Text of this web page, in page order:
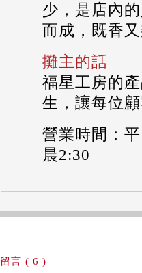
少，是店內
而成，既香
攤主的話
福星工房的
生，讓每位
營業時間：
晨2:30
留言 ( 6 )